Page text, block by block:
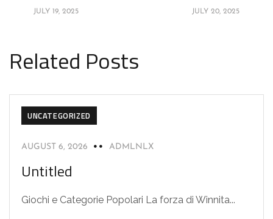
JULY 19, 2025 JULY 20, 2025
Related Posts
UNCATEGORIZED
AUGUST 6, 2026 ADMLNLX
Untitled
Giochi e Categorie Popolari La forza di Winnita...